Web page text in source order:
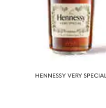
HENNESSY VERY SPECIAL